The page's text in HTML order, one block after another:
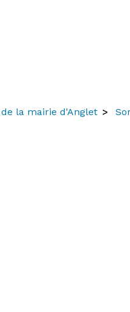
la mairie d'Anglet